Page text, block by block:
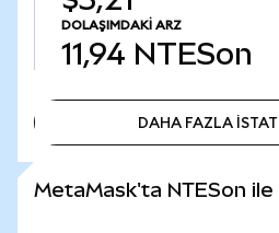
DOLAŞIMDAKI ARZ
11,94 NTESon
DAHA FAZLA
MetaMask'ta NTESon ile